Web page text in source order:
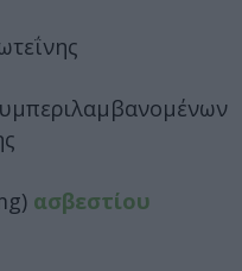
ασβεστίου